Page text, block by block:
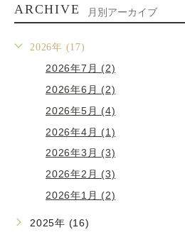
ARCHIVE 月別アーカイブ
2026年 (17)
2026年7月 (2)
2026年6月 (2)
2026年5月 (4)
2026年4月 (1)
2026年3月 (3)
2026年2月 (3)
2026年1月 (2)
2025年 (16)